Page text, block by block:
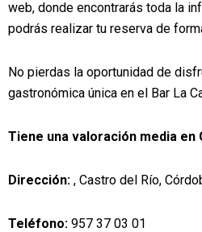
web, donde encontrarás toda la
podrás realizar tu reserva de
No pierdas la oportunidad de
gastronómica única en el Bar La
Tiene una valoración media en
Dirección: , Castro del Río,
Teléfono: 957 37 03 01